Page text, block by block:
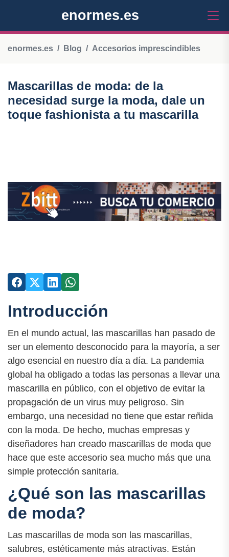
enormes.es
enormes.es Blog Accesorios imprescindibles
Mascarillas de moda: de la
necesidad surge la moda, dale un
toque fashionista a tu mascarilla
Introducción
En el mundo actual, las mascarillas han pasado de
ser un elemento desconocido para la mayoría, a ser
algo esencial en nuestro día a día. La pandemia
global ha obligado a todas las personas a llevar una
mascarilla en público, con el objetivo de evitar la
propagación de un virus muy peligroso. Sin
embargo, una necesidad no tiene que estar reñida
con la moda. De hecho, muchas empresas y
diseñadores han creado mascarillas de moda que
hace que este accesorio sea mucho más que una
simple protección sanitaria.
¿Qué son las mascarillas
de moda?
Las mascarillas de moda son las mascarillas,
salubres, estéticamente más atractivas. Están